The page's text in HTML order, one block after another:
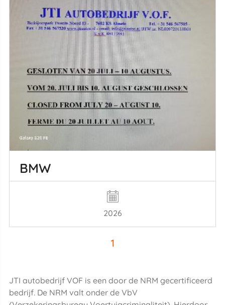
BMW
2026
1
JTI autobedrijf VOF is een door de NRM gecertificeerd
bedrijf. De NRM valt onder de VbV